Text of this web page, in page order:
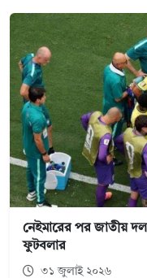
নেইমারের পর জাতীয়
ফুটবলার
৩১ জুলাই ২০২৬